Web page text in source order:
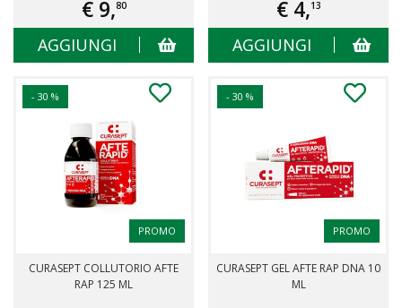
€ 9,80
AGGIUNGI
€ 4,13
AGGIUNGI
- 30 %
PROMO
CURASEPT COLLUTORIO AFTE
RAP 125 ML
- 30 %
PROMO
CURASEPT GEL AFTE RAP DNA 10
ML